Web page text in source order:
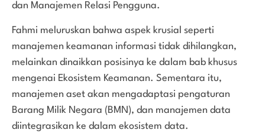
dan Manajemen Relasi Pengguna.
Fahmi meluruskan bahwa aspek krusial seperti
manajemen keamanan informasi tidak dihilangkan,
melainkan dinaikkan posisinya ke dalam bab khusus
mengenai Ekosistem Keamanan. Sementara itu,
manajemen aset akan mengadaptasi pengaturan
Barang Milik Negara (BMN), dan manajemen data
diintegrasikan ke dalam ekosistem data.